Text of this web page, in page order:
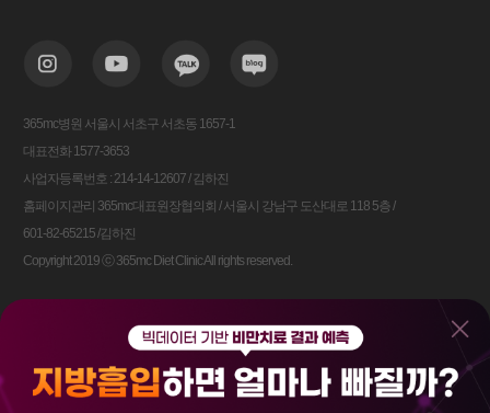
365mc병원 서울시 서초구 서초동 1657-1
대표전화 1577-3653
사업자등록번호 : 214-14-12607 / 김하진
홈페이지관리 365mc대표원장협의회 / 서울시 강남구 도산대로 118 5층 /
601-82-65215 /김하진
Copyright 2019 ⓒ 365mc Diet Clinic All rights reserved.